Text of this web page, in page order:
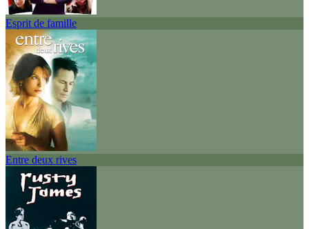
Esprit de famille
Entre deux rives